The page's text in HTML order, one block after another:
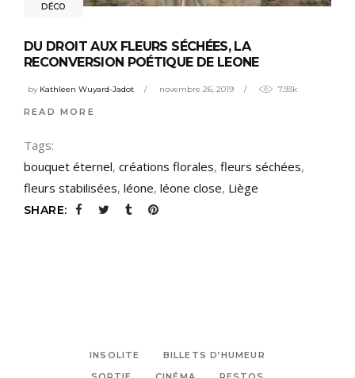
DÉCO
DU DROIT AUX FLEURS SÉCHÉES, LA
RECONVERSION POÉTIQUE DE LEONE
by Kathleen Wuyard-Jadot novembre 26, 2019 7.93k
READ MORE
Tags:
bouquet éternel, créations florales, fleurs séchées,
fleurs stabilisées, léone, léone close, Liège
SHARE:
INSOLITE
BILLETS D’HUMEUR